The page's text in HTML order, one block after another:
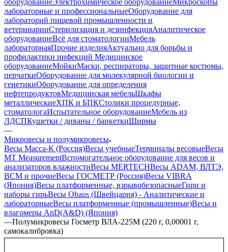
лабораторные и профессиональныеОборудование для
лабораторий пищевой промышленности и
ветеринарииСтерилизация и дезинфекцияАналитическое
оборудованиеВсё для стоматологииМебель
лабораторнаяПрочие изделияАктуально для борьбы и
профилактики инфекций Медицинское
оборудованиеМойкиМаски, респираторы, защитные костюмы,
перчаткиОборудование для молекулярной биологии и
генетикиОборудование для определения
нефтепродуктовМедицинская мебельШкафы
металлическиеХПК и БПКСтолики процедурные,
стоматологаИспытательное оборудованиеМебель из
ЛДСПКушетки / диваны / банкеткиШирмы
—
Микровесы и полумикровесы
Весы Масса-К (Россия)Весы учебныеТерминалы весовыеВесы
MT MeasurementВспомогательное оборудование для весов и
анализаторов влажностиВесы MERTECHВесы ADAM, ВЛТЭ,
BCM и прочиеВесы ГОСМЕТР (Россия)Весы VIBRA
(Япония)Весы платформенные, взрывобезопасныеГири и
наборы гирьВесы Ohaus (Швейцария) - Аналитические и
лабораторныеВесы платформенные (промышленные)Весы и
влагомеры AnD(A&D) (Япония)
—Полумикровесы Госметр ВЛА-225М (220 г, 0,00001 г,
самокалибровка)